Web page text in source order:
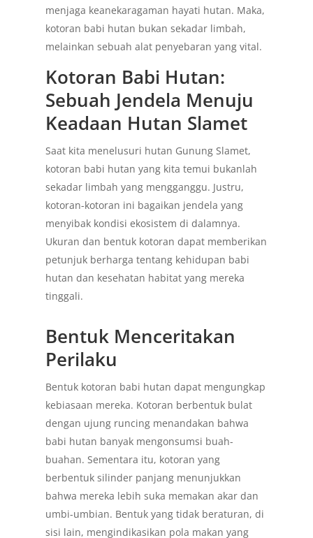
menjaga keanekaragaman hayati hutan. Maka,
kotoran babi hutan bukan sekadar limbah,
melainkan sebuah alat penyebaran yang vital.
Kotoran Babi Hutan:
Sebuah Jendela Menuju
Keadaan Hutan Slamet
Saat kita menelusuri hutan Gunung Slamet,
kotoran babi hutan yang kita temui bukanlah
sekadar limbah yang mengganggu. Justru,
kotoran-kotoran ini bagaikan jendela yang
menyibak kondisi ekosistem di dalamnya.
Ukuran dan bentuk kotoran dapat memberikan
petunjuk berharga tentang kehidupan babi
hutan dan kesehatan habitat yang mereka
tinggali.
Bentuk Menceritakan
Perilaku
Bentuk kotoran babi hutan dapat mengungkap
kebiasaan mereka. Kotoran berbentuk bulat
dengan ujung runcing menandakan bahwa
babi hutan banyak mengonsumsi buah-
buahan. Sementara itu, kotoran yang
berbentuk silinder panjang menunjukkan
bahwa mereka lebih suka memakan akar dan
umbi-umbian. Bentuk yang tidak beraturan, di
sisi lain, mengindikasikan pola makan yang